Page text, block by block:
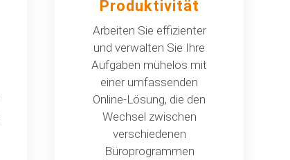
Produktivität
Arbeiten Sie effizienter
und verwalten Sie Ihre
Aufgaben mühelos mit
einer umfassenden
Online-Lösung, die den
Wechsel zwischen
verschiedenen
Büroprogrammen